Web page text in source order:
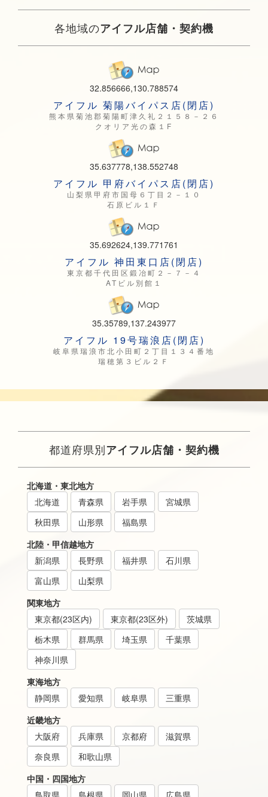
各地域のアイフル店舗・契約機
32.856666,130.788574
アイフル 菊陽バイパス店(閉店)
熊本県菊池郡菊陽町津久礼２１５８－２６
クオリア光の森１F
35.637778,138.552748
アイフル 甲府バイパス店(閉店)
山梨県甲府市国母６丁目２－１０
石原ビル１Ｆ
35.692624,139.771761
アイフル 神田東口店(閉店)
東京都千代田区鍛冶町２－７－４
ATビル別館１
35.35789,137.243977
アイフル 19号瑞浪店(閉店)
岐阜県瑞浪市北小田町２丁目１３４番地
瑞穂第３ビル２Ｆ
都道府県別アイフル店舗・契約機
北海道・東北地方
北海道
青森県 岩手県
宮城県
秋田県
山形県
福島県
北陸・甲信越地方
新潟県
長野県 福井県
石川県
富山県
山梨県
関東地方
東京都(23区内)
東京都(23区外)
茨城県
栃木県
群馬県 埼玉県
千葉県
神奈川県
東海地方
静岡県
愛知県 岐阜県
三重県
近畿地方
大阪府
兵庫県 京都府
滋賀県
奈良県
和歌山県
中国・四国地方
鳥取県
島根県 岡山県 広島県